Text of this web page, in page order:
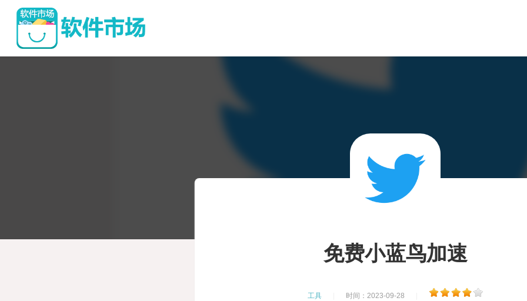
免费小蓝鸟加速
工具 时间：2023-09-28